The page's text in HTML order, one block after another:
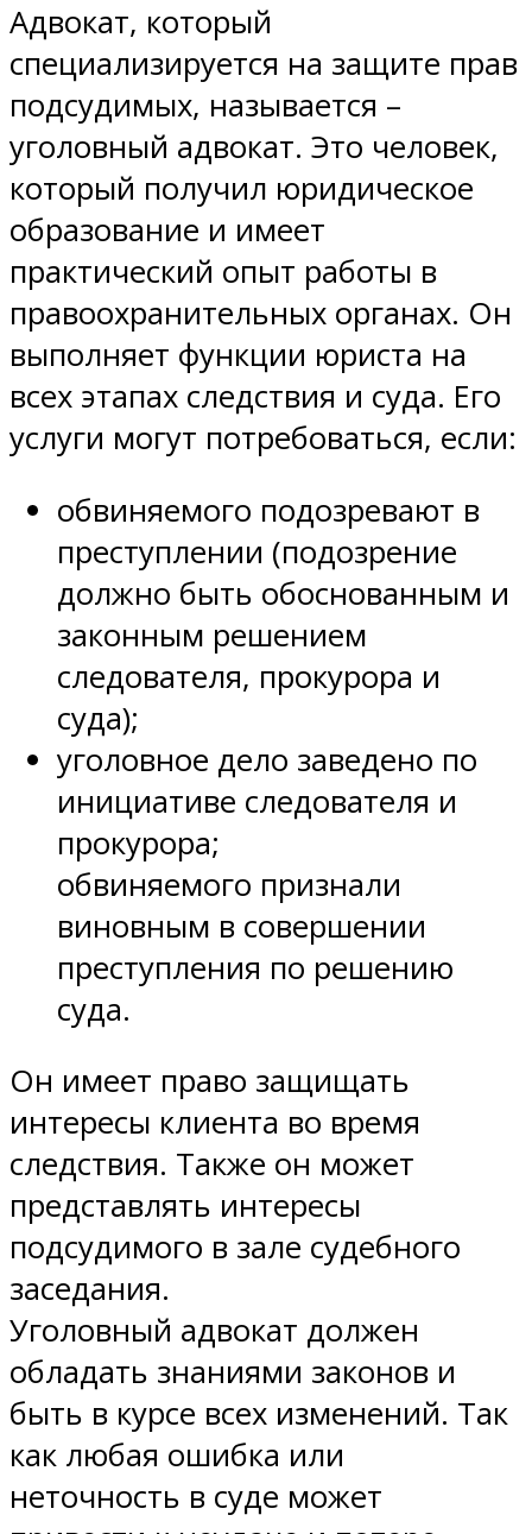
Адвокат, который
специализируется на защите прав
подсудимых, называется –
уголовный адвокат. Это человек,
который получил юридическое
образование и имеет
практический опыт работы в
правоохранительных органах. Он
выполняет функции юриста на
всех этапах следствия и суда. Его
услуги могут потребоваться, если:
обвиняемого подозревают в
преступлении (подозрение
должно быть обоснованным и
законным решением
следователя, прокурора и
суда);
уголовное дело заведено по
инициативе следователя и
прокурора;
обвиняемого признали
виновным в совершении
преступления по решению
суда.
Он имеет право защищать
интересы клиента во время
следствия. Также он может
представлять интересы
подсудимого в зале судебного
заседания.
Уголовный адвокат должен
обладать знаниями законов и
быть в курсе всех изменений. Так
как любая ошибка или
неточность в суде может